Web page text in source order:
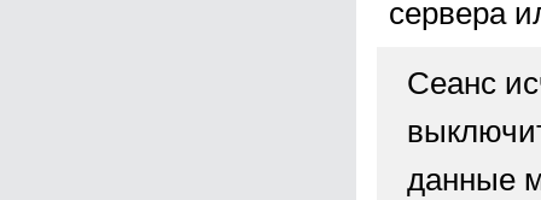
сервера
Сеанс
данные